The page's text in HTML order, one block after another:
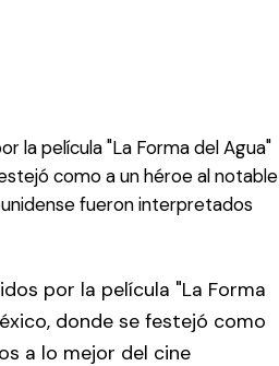
la película "La Forma del Agua"
como a un héroe al notable
fueron interpretados
por la película "La Forma
donde se festejó como
a lo mejor del cine